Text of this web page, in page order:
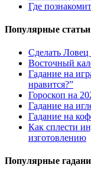
Где
Популярные статьи
Сделать
Восточный
Гадание на
нравится?”
Гороскоп на
Гадание на
Гадание на
Как сплести
изготовлению
Популярные